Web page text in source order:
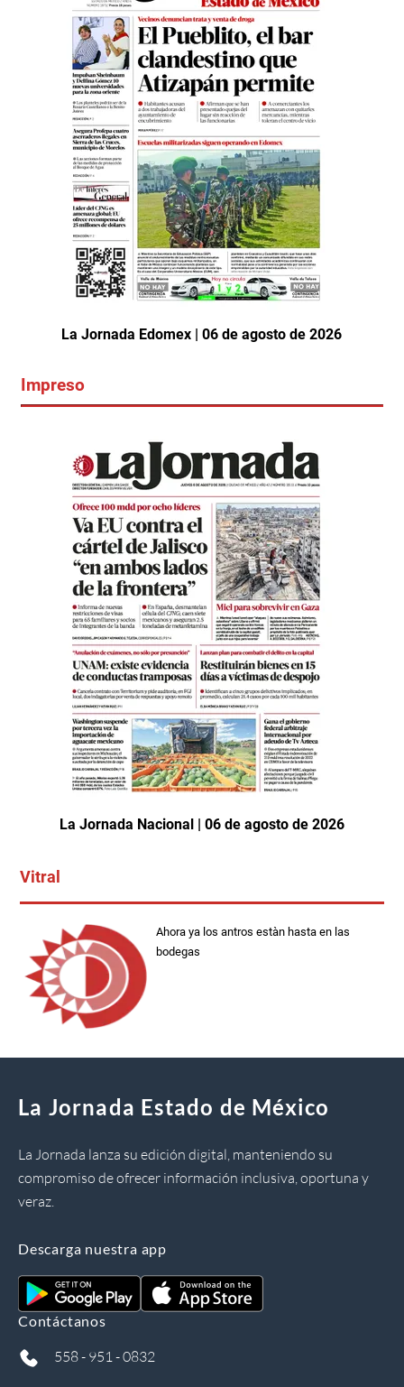
La Jornada Edomex | 06 de agosto de 2026
Impreso
La Jornada Nacional | 06 de agosto de 2026
Vitral
Ahora ya los antros estàn hasta en las
bodegas
La Jornada Estado de México
La Jornada lanza su edición digital, manteniendo su
compromiso de ofrecer información inclusiva, oportuna y
veraz.
Descarga nuestra app
Contáctanos
558 - 951 - 0832